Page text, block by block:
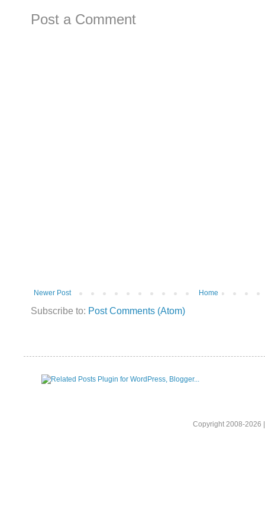
Post a Comment
Newer Post Home
Subscribe to: Post Comments (Atom)
Copyright 2008-2026